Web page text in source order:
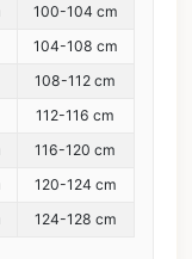
100-104 cm
104-108 cm
108-112 cm
112-116 cm
116-120 cm
120-124 cm
124-128 cm